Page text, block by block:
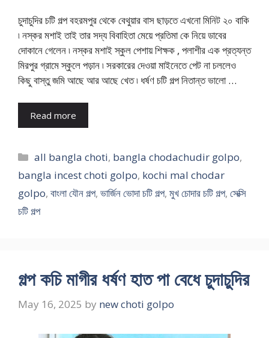
চুদাচুদির চটি গল্প বহরমপুর থেকে বেথুয়ার বাস ছাড়তে এখনো মিনিট ২০ বাকি
৷ নস্কর মশাই তাই তার সদ্য বিবাহিতা মেয়ে প্রতিমা কে নিয়ে ডাবের
দোকানে গেলেন ৷ নস্কর মশাই স্কুল পেশায় শিক্ষক , পলাশীর এক প্রত্যন্ত
মিরপুর গ্রামে স্কুলে পড়ান ৷ সরকারের দেওয়া মাইনেতে পেট না চললেও
কিছু বাস্তু জমি আছে আর আছে খেত ৷ ধর্ষণ চটি গল্প নিতান্ত ভালো …
Read more
Categories
all bangla choti, bangla chodachudir golpo,
bangla incest choti golpo, kochi mal chodar
golpo, বাংলা যৌন গল্প, ভার্জিন ভোদা চটি গল্প, মুখ চোদার চটি গল্প, সেক্সি
চটি গল্প
গল্প কচি মাগীর ধর্ষণ হাত পা বেধে চুদাচুদির
May 16, 2025 by new choti golpo